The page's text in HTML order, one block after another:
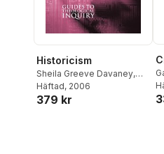
Historicism
Sheila Greeve Davaney,
Sheila Greeve Davaney
Häftad, 2006
379 kr